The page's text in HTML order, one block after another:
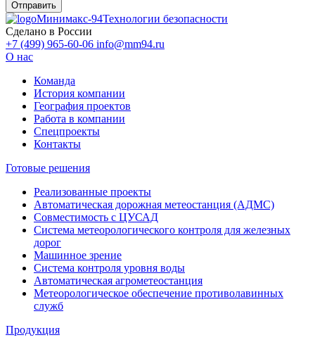
Минимакс-94Технологии безопасности
Сделано в России
+7 (499) 965-60-06 info@mm94.ru
О нас
Команда
История компании
География проектов
Работа в компании
Спецпроекты
Контакты
Готовые решения
Реализованные проекты
Автоматическая дорожная метеостанция (АДМС)
Совместимость с ЦУСАД
Система метеорологического контроля для железных
дорог
Машинное зрение
Система контроля уровня воды
Автоматическая агрометеостанция
Метеорологическое обеспечение противолавинных
служб
Продукция